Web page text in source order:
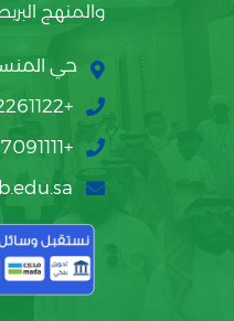
والمنهج
حي
+0172261122
+966537091111